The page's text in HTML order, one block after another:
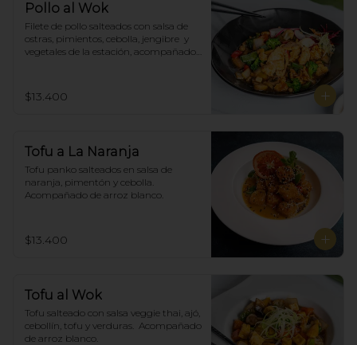
Pollo al Wok
Filete de pollo salteados con salsa de
ostras, pimientos, cebolla, jengibre  y
vegetales de la estación, acompañado
$13.400
Tofu a La Naranja
Tofu panko salteados en salsa de
naranja, pimentón y cebolla.
Acompañado de arroz blanco.
$13.400
Tofu al Wok
Tofu salteado con salsa veggie thai, ajó,
cebollín, tofu y verduras.  Acompañado
de arroz blanco.